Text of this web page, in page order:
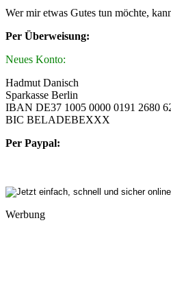
Wer mir etwas Gutes tun möchte,
Per Überweisung:
Neues Konto:
Hadmut Danisch
Sparkasse Berlin
IBAN DE37 1005 0000 0191 2680
BIC BELADEBEXXX
Per Paypal:
Werbung